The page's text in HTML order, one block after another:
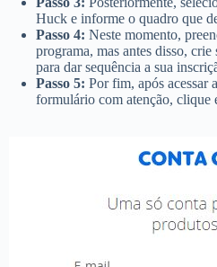
Huck e informe o quadro que
Passo 4: Neste momento,
programa, mas antes disso,
para dar sequência a sua
Passo 5: Por fim, após acessar
formulário com atenção, clique